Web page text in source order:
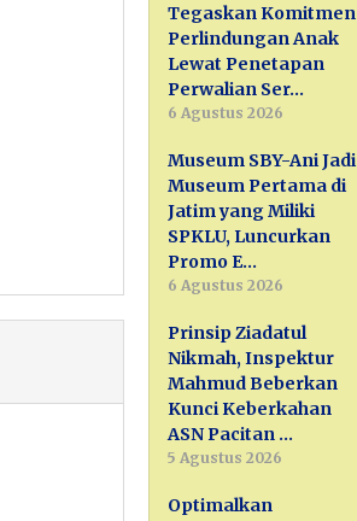
Tegaskan Komitmen
Perlindungan Anak
Lewat Penetapan
Perwalian Ser…
6 Agustus 2026
Museum SBY-Ani Jadi
Museum Pertama di
Jatim yang Miliki
SPKLU, Luncurkan
Promo E…
6 Agustus 2026
Prinsip Ziadatul
Nikmah, Inspektur
Mahmud Beberkan
Kunci Keberkahan
ASN Pacitan …
5 Agustus 2026
Optimalkan